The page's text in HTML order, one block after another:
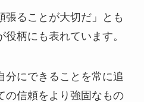
張ることが大切だ」とも
柄にも表れています。
分にできることを常に追
の信頼をより強固なもの